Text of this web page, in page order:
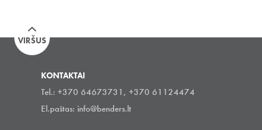
VIRŠUS
KONTAKTAI
Tel.: +370 64673731, +370 61124474
El.paštas: info@benders.lt